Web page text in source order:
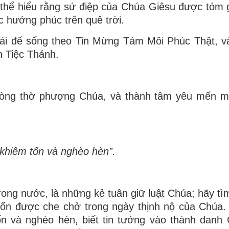
hiểu rằng sứ điệp của Chúa Giêsu được tóm
hưởng phúc trên quê trời.
để sống theo Tin Mừng Tám Môi Phúc Thật,
Tiệc Thánh.
thờ phượng Chúa, và thành tâm yêu mến
tốn và nghèo hèn”.
nước, là những kẻ tuân giữ luật Chúa; hãy
được che chở trong ngày thịnh nộ của Chúa.
và nghèo hèn, biết tin tưởng vào thánh danh